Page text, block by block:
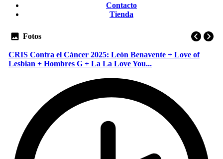
Contacto
Tienda
Fotos
CRIS Contra el Cáncer 2025: León Benavente + Love of
Lesbian + Hombres G + La La Love You...